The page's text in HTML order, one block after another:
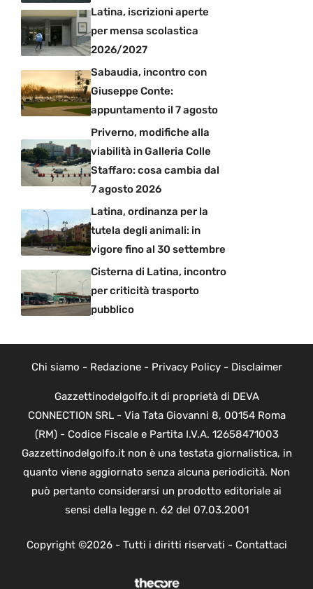
Latina, iscrizioni aperte
per mensa scolastica
2026/2027
Sabaudia, incontro con
Giuseppe Conte:
appuntamento il 7 agosto
Priverno, modifiche alla
viabilità in Galleria Colle
Staffaro: cosa cambia dal
7 agosto 2026
Latina, ordinanza per la
tutela degli animali: in
vigore fino al 30 settembre
Cisterna di Latina, incontro
per criticità trasporto
pubblico
Chi siamo - Redazione- Privacy Policy- Disclaimer
Gazzettinodelgolfo.it di proprietà di DEVA
CONNECTION SRL - Via Tata Giovanni 8, 00154 Roma
(RM) - Codice Fiscale e Partita I.V.A. 12658471003
Gazzettinodelgolfo.it non è una testata giornalistica, in
quanto viene aggiornato senza alcuna periodicità. Non
può pertanto considerarsi un prodotto editoriale ai
sensi della legge n. 62 del 07.03.2001
Copyright ©2026 - Tutti i diritti riservati - Contattaci